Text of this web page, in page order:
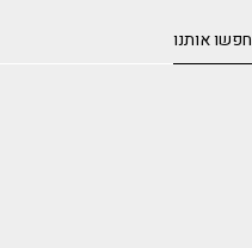
חפשו אותנו